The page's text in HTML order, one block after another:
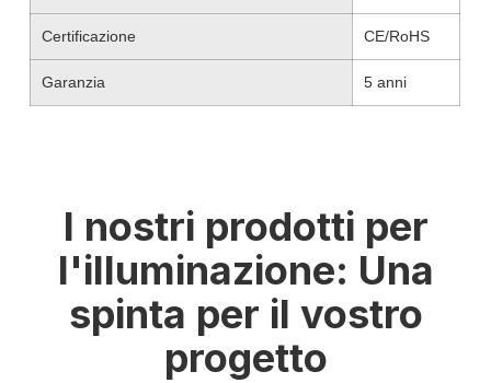
Certificazione CE/RoHS
Garanzia 5 anni
I nostri prodotti per
l'illuminazione: Una
spinta per il vostro
progetto